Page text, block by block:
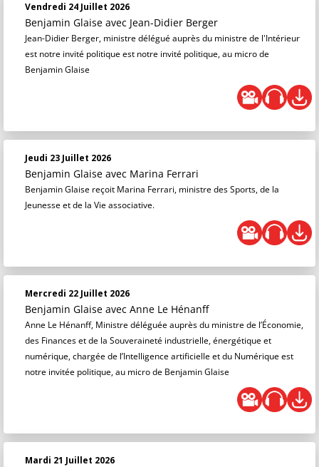
Vendredi 24 Juillet 2026
Benjamin Glaise avec Jean-Didier Berger
Jean-Didier Berger, ministre délégué auprès du ministre de l'Intérieur
est notre invité politique est notre invité politique, au micro de
Benjamin Glaise
Jeudi 23 Juillet 2026
Benjamin Glaise avec Marina Ferrari
Benjamin Glaise reçoit Marina Ferrari, ministre des Sports, de la
Jeunesse et de la Vie associative.
Mercredi 22 Juillet 2026
Benjamin Glaise avec Anne Le Hénanff
Anne Le Hénanff, Ministre déléguée auprès du ministre de l’Économie,
des Finances et de la Souveraineté industrielle, énergétique et
numérique, chargée de l’Intelligence artificielle et du Numérique est
notre invitée politique, au micro de Benjamin Glaise
Mardi 21 Juillet 2026